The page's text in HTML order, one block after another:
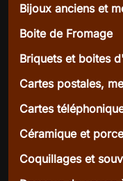
Bijoux anciens et
Boite de Fromage
Briquets et boites
Cartes postales,
Cartes
Céramique et
Coquillages et